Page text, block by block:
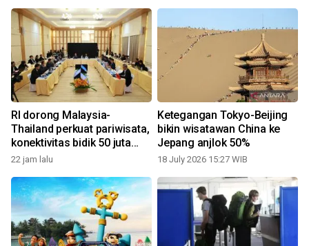
RI dorong Malaysia-
Thailand perkuat pariwisata,
konektivitas bidik 50 juta
wisatawan
22 jam lalu
Ketegangan Tokyo-Beijing
bikin wisatawan China ke
Jepang anjlok 50%
18 July 2026 15:27 WIB